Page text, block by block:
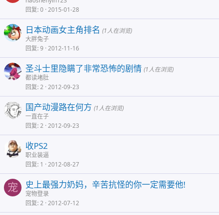
回复 0 2015-01-28
日本动画女主角排名 (1人在浏览)
大胖兔子
回复 9 2012-11-16
圣斗士里隐瞒了非常恐怖的剧情 (1人在浏览)
都读堵肚
回复 2 2012-09-23
国产动漫路在何方 (1人在浏览)
一直在子
回复 2 2012-09-23
收PS2
职业装逼
回复 1 2012-08-27
宠 史上最强力奶妈，辛苦抗怪的你一定需要他!
宠物登录
回复 2 2012-07-12